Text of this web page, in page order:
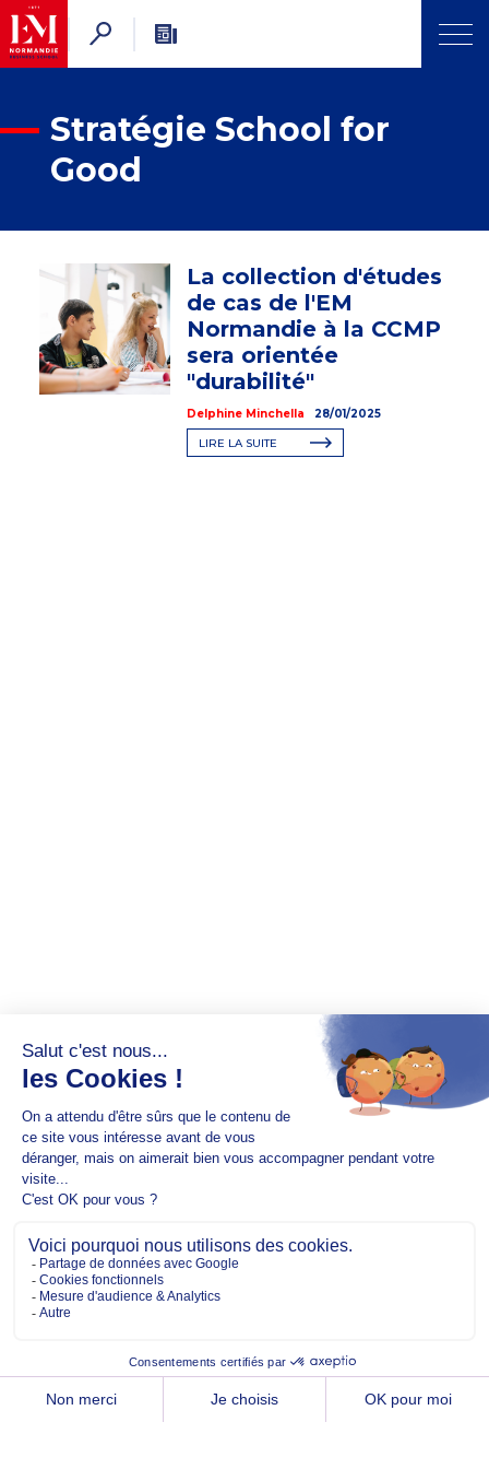
Stratégie School for
Good
La collection d'études
de cas de l'EM
Normandie à la CCMP
sera orientée
"durabilité"
Delphine Minchella 28/01/2025
LIRE LA SUITE